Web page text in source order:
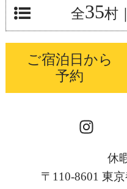
全35村
ご宿泊日から
予約
休
〒110-8601 東